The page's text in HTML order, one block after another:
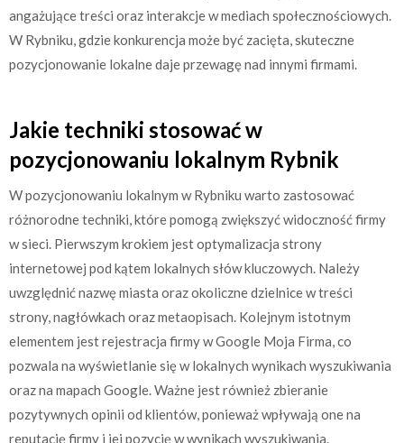
angażujące treści oraz interakcje w mediach społecznościowych.
W Rybniku, gdzie konkurencja może być zacięta, skuteczne
pozycjonowanie lokalne daje przewagę nad innymi firmami.
Jakie techniki stosować w
pozycjonowaniu lokalnym Rybnik
W pozycjonowaniu lokalnym w Rybniku warto zastosować
różnorodne techniki, które pomogą zwiększyć widoczność firmy
w sieci. Pierwszym krokiem jest optymalizacja strony
internetowej pod kątem lokalnych słów kluczowych. Należy
uwzględnić nazwę miasta oraz okoliczne dzielnice w treści
strony, nagłówkach oraz metaopisach. Kolejnym istotnym
elementem jest rejestracja firmy w Google Moja Firma, co
pozwala na wyświetlanie się w lokalnych wynikach wyszukiwania
oraz na mapach Google. Ważne jest również zbieranie
pozytywnych opinii od klientów, ponieważ wpływają one na
reputację firmy i jej pozycję w wynikach wyszukiwania.